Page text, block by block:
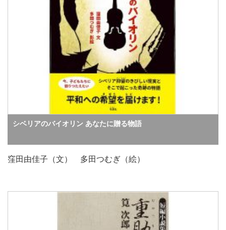
シベリアのバイオリン あなたに贈る物語
窪田由佳子（文） 多田つむぎ（絵）